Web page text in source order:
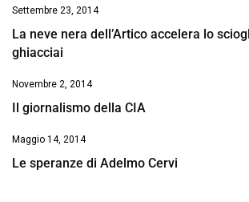
Settembre 23, 2014
La neve nera dell’Artico accelera lo
ghiacciai
Novembre 2, 2014
Il giornalismo della CIA
Maggio 14, 2014
Le speranze di Adelmo Cervi